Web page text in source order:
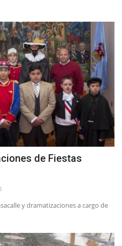
de Fiestas
y dramatizaciones a cargo de